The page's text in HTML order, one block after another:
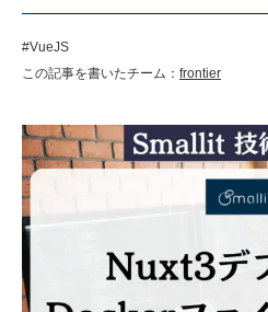
クラウド軍師(DX情報)
#VueJS
この記事を書いたチーム： frontier